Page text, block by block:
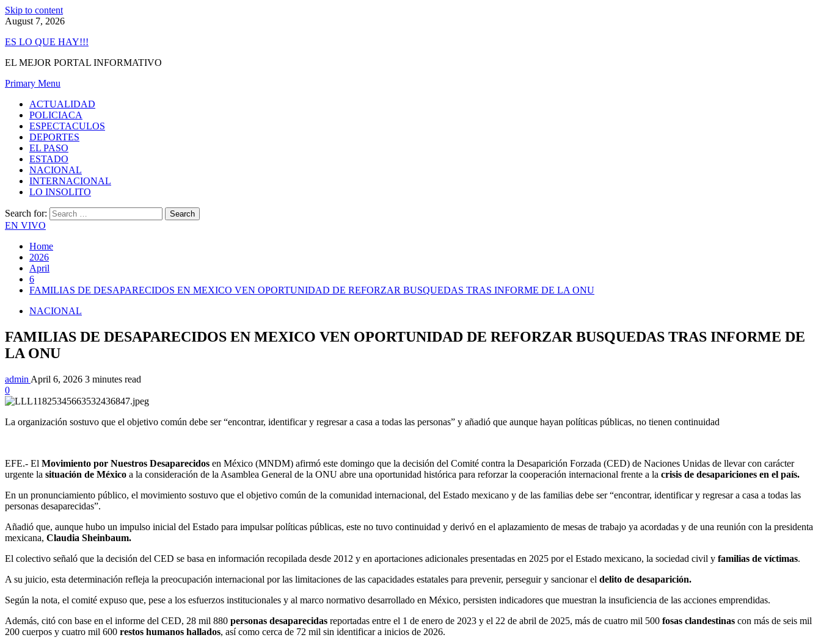
Skip to content
August 7, 2026
ES LO QUE HAY!!!
EL MEJOR PORTAL INFORMATIVO
Primary Menu
ACTUALIDAD
POLICIACA
ESPECTACULOS
DEPORTES
EL PASO
ESTADO
NACIONAL
INTERNACIONAL
LO INSOLITO
Search for:
EN VIVO
Home
2026
April
6
FAMILIAS DE DESAPARECIDOS EN MEXICO VEN OPORTUNIDAD DE REFORZAR BUSQUEDAS TRAS INFORME DE LA ONU
NACIONAL
FAMILIAS DE DESAPARECIDOS EN MEXICO VEN OPORTUNIDAD DE REFORZAR BUSQUEDAS TRAS INFORME DE
LA ONU
admin April 6, 2026 3 minutes read
0
La organización sostuvo que el objetivo común debe ser “encontrar, identificar y regresar a casa a todas las personas” y añadió que aunque hayan políticas públicas, no tienen continuidad
EFE.- El Movimiento por Nuestros Desaparecidos en México (MNDM) afirmó este domingo que la decisión del Comité contra la Desaparición Forzada (CED) de Naciones Unidas de llevar con carácter
urgente la situación de México a la consideración de la Asamblea General de la ONU abre una oportunidad histórica para reforzar la cooperación internacional frente a la crisis de desapariciones en el país.
En un pronunciamiento público, el movimiento sostuvo que el objetivo común de la comunidad internacional, del Estado mexicano y de las familias debe ser “encontrar, identificar y regresar a casa a todas las
personas desaparecidas”.
Añadió que, aunque hubo un impulso inicial del Estado para impulsar políticas públicas, este no tuvo continuidad y derivó en el aplazamiento de mesas de trabajo ya acordadas y de una reunión con la presidenta
mexicana, Claudia Sheinbaum.
El colectivo señaló que la decisión del CED se basa en información recopilada desde 2012 y en aportaciones adicionales presentadas en 2025 por el Estado mexicano, la sociedad civil y familias de víctimas.
A su juicio, esta determinación refleja la preocupación internacional por las limitaciones de las capacidades estatales para prevenir, perseguir y sancionar el delito de desaparición.
Según la nota, el comité expuso que, pese a los esfuerzos institucionales y al marco normativo desarrollado en México, persisten indicadores que muestran la insuficiencia de las acciones emprendidas.
Además, citó con base en el informe del CED, 28 mil 880 personas desaparecidas reportadas entre el 1 de enero de 2023 y el 22 de abril de 2025, más de cuatro mil 500 fosas clandestinas con más de seis mil
200 cuerpos y cuatro mil 600 restos humanos hallados, así como cerca de 72 mil sin identificar a inicios de 2026.